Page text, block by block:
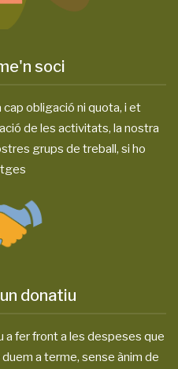
soci
obligació ni quota, i et
de les activitats, la nostra
grups de treball, si ho
donatiu
a fer front a les despeses que
a terme, sense ànim de